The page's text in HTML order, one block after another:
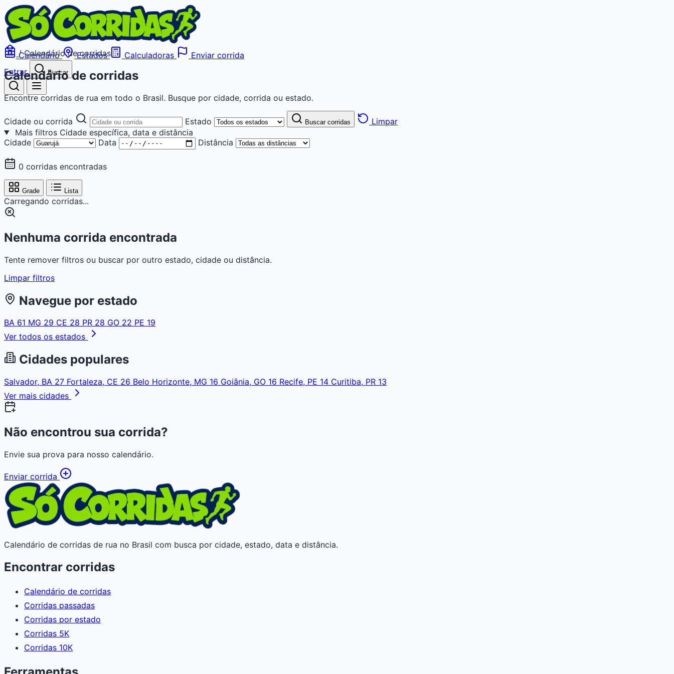
Calendário Estados Calculadoras
Enviar corrida
Entrar
Buscar
/ Calendário de corridas
Calendário de corridas
Encontre corridas de rua em todo o Brasil. Busque por cidade, corrida ou estado.
Cidade ou corrida Estado Buscar corridas
Limpar
Mais filtros Cidade específica, data e distância
Cidade
Data Distância
0 corridas encontradas
Grade Lista
Carregando corridas...
Nenhuma corrida encontrada
Tente remover filtros ou buscar por outro estado, cidade ou distância.
Limpar filtros
Navegue por estado
BA 61 MG 29 CE 28 PR 28 GO 22 PE 19
Ver todos os estados
Cidades populares
Salvador, BA 27 Fortaleza, CE 26 Belo Horizonte, MG 16 Goiânia, GO 16 Recife, PE 14 Curitiba, PR 13
Ver mais cidades
Não encontrou sua corrida?
Envie sua prova para nosso calendário.
Enviar corrida
Calendário de corridas de rua no Brasil com busca por cidade, estado, data e distância.
Encontrar corridas
Calendário de corridas
Corridas passadas
Corridas por estado
Corridas 5K
Corridas 10K